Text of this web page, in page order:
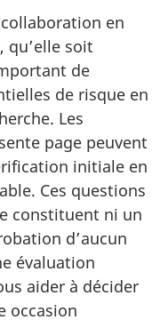
en
qu’elle soit
de
de risque en
Les
page peuvent
initiale en
Ces questions
constituent ni un
d’aucun
évaluation
aider à décider
occasion